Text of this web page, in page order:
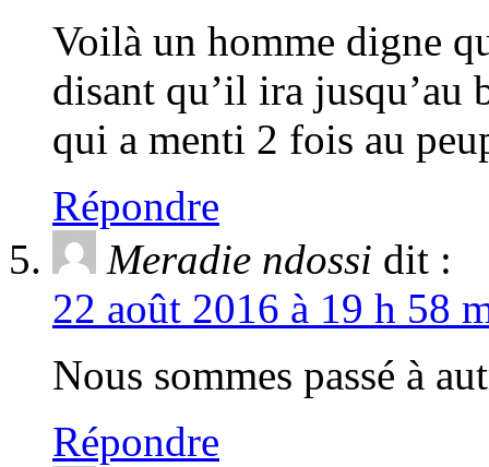
Voilà un homme digne
disant qu’il ira jusqu’au
qui a menti 2 fois au
Répondre
Meradie ndossi dit :
22 août 2016 à 19 h 58
Nous sommes passé à
Répondre